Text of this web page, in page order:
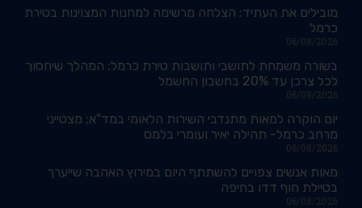
מובילים את העתיד: הצלחה מרשימה למחנות המצוינות בטירת
כרמל
06/08/2026
בשורה משמחת לתושבי ותושבות טירת כרמל: המהלך שיחסוך
לכל צרכן עד 20% בחשבון החשמל
06/08/2026
יום הוקרה למאות מתנדבי השירות הלאומי במד"א; מצטייני
מרחב כרמל- תהילה יאיר ועומרי בלמס
06/08/2026
מאות אנשים צפויים להשתתף היום במירוץ האהבה שייערך
בטיילת חוף דדו בחיפה
06/08/2026